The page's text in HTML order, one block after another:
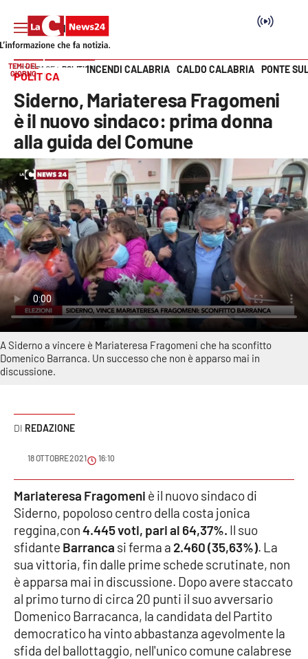
SEZIONI
Cronaca
Politica
Attualità
Economia e lavoro
Italia Mondo
Sanità
Sport
Podcast
Meteo
Editoriali
VIDEO
Ambiente
Cronaca
Cultura
Vai
TEMI DEL
GIORNO
INCENDI CALABRIA CALDO CALABRIA PONTE
HOME PAGE POLITICA
POLITICA
Siderno, Mariateresa Fragomeni
è il nuovo sindaco: prima donna
alla guida del Comune
A Siderno a vincere è Mariateresa Fragomeni che ha sconfitto
Domenico Barranca. Un successo che non è apparso mai in
discussione.
REDAZIONE
18 OTTOBRE 2021 16:10
Mariateresa Fragomeni è il nuovo sindaco di
Siderno, popoloso centro della costa jonica
reggina,con4.445 voti, pari al 64,37%. Il suo
sfidante Barranca si ferma a 2.460 (35,63%). La
sua vittoria, fin dalle prime schede scrutinate, non
è apparsa mai in discussione. Dopo avere staccato
al primo turno di circa 20 punti il suo avversario
Domenico Barracanca, la candidata del Partito
democratico ha vinto abbastanza agevolmente la
sfida del ballottaggio, nell'unico comune calabrese